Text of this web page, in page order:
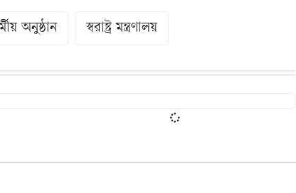
অনুষ্ঠান স্বরাষ্ট্র মন্ত্রণালয়